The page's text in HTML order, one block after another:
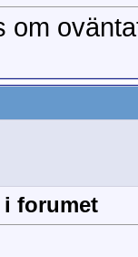
om
forumet